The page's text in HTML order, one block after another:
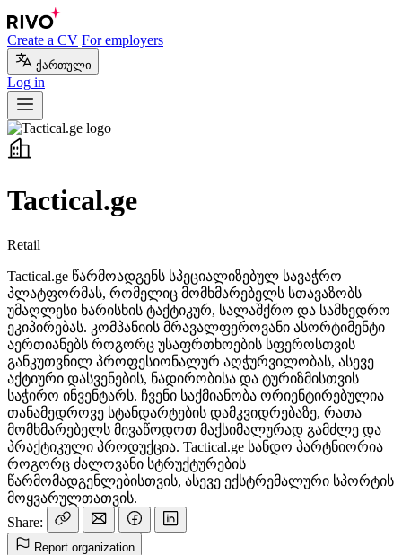
Create a CV For employers
ქართული
Log in
Tactical.ge
Retail
Tactical.ge წარმოადგენს სპეციალიზებულ სავაჭრო
პლატფორმას, რომელიც მომხმარებელს სთავაზობს
უმაღლესი ხარისხის ტაქტიკურ, სალაშქრო და სამხედრო
ეკიპირებას. კომპანიის მრავალფეროვანი ასორტიმენტი
აერთიანებს როგორც უსაფრთხოების სფეროსთვის
განკუთვნილ პროფესიონალურ აღჭურვილობას, ასევე
აქტიური დასვენების, ნადირობისა და ტურიზმისთვის
საჭირო ინვენტარს. ჩვენი საქმიანობა ორიენტირებულია
თანამედროვე სტანდარტების დამკვიდრებაზე, რათა
მომხმარებელს მივაწოდოთ მაქსიმალურად გამძლე და
პრაქტიკული პროდუქცია. Tactical.ge სანდო პარტნიორია
როგორც ძალოვანი სტრუქტურების
წარმომადგენლებისთვის, ასევე ექსტრემალური სპორტის
მოყვარულთათვის.
Share:
Report organization